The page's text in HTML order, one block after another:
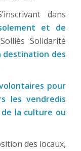
dans
et de
Solidarité
des
pour
les vendredis
la culture ou
des locaux,